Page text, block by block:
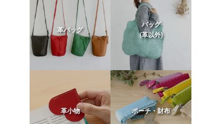
革バッグ
バッグ
(革以外)
革小物 ポーチ・財布